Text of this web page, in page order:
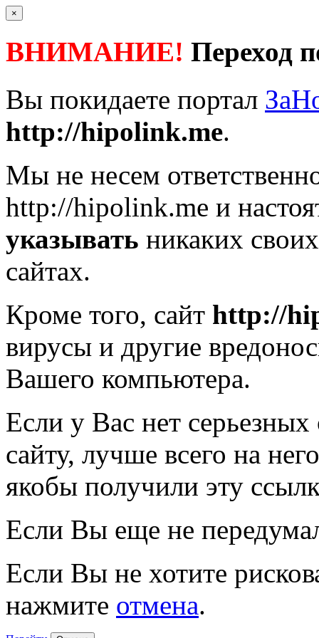
×
ВНИМАНИЕ! Переход
Вы покидаете портал
http://hipolink.me.
Мы не несем
http://hipolink.me и
указывать никаких
сайтах.
Кроме того, сайт http://
вирусы и другие
Вашего компьютера.
Если у Вас нет
сайту, лучше всего на
якобы получили эту
Если Вы еще не
Если Вы не хотите
нажмите отмена.